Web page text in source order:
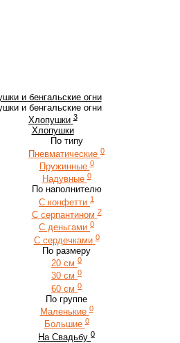
и бенгальские огни
и бенгальские огни
Хлопушки 3
Хлопушки
По типу
Пневматические 0
Пружинные 0
Надувные 0
По наполнителю
С конфетти 1
С серпантином 2
С деньгами 0
С сердечками 0
По размеру
20 см 0
30 см 0
60 см 0
По группе
Маленькие 0
Большие 0
На Свадьбу 0